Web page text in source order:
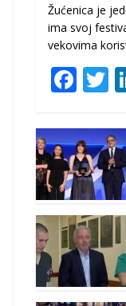
Žućenica je
ima svoj
vekovima
F
e
b
o
o
k
T